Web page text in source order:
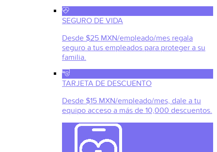
SEGURO DE VIDA
Desde $25 MXN/empleado/mes regala
seguro a tus empleados para proteger a su
familia.
TARJETA DE DESCUENTO
Desde $15 MXN/empleado/mes, dale a tu
equipo acceso a más de 10,000 descuentos.